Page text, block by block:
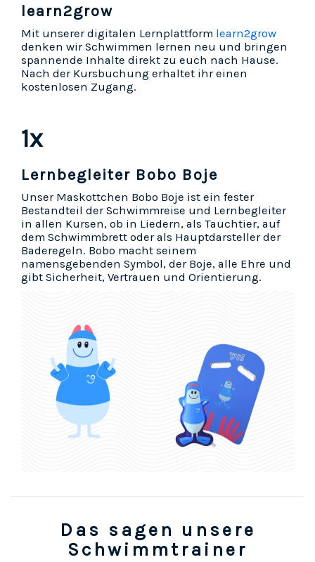
learn2grow
Mit unserer digitalen Lernplattform learn2grow
denken wir Schwimmen lernen neu und bringen
spannende Inhalte direkt zu euch nach Hause.
Nach der Kursbuchung erhaltet ihr einen
kostenlosen Zugang.
1x
Lernbegleiter Bobo Boje
Unser Maskottchen Bobo Boje ist ein fester
Bestandteil der Schwimmreise und Lernbegleiter
in allen Kursen, ob in Liedern, als Tauchtier, auf
dem Schwimmbrett oder als Hauptdarsteller der
Baderegeln. Bobo macht seinem
namensgebenden Symbol, der Boje, alle Ehre und
gibt Sicherheit, Vertrauen und Orientierung.
Das sagen unsere
Schwimmtrainer